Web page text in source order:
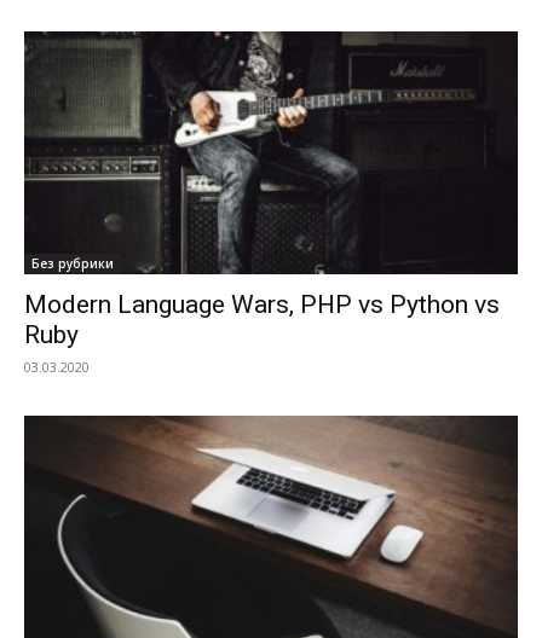
Без рубрики
Modern Language Wars, PHP vs Python vs
Ruby
03.03.2020